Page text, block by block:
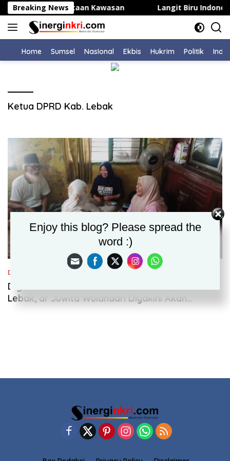
Langsung
ke
konten
Breaking News
Komitmen Penataan Kawasan Langit Biru
Home Sumsel NasIonal Ekbis Hukrim Politik
Ketua DPRD Kab. Lebak
Daerah
Digadang-gadang Menjadi Ketua DPRD Kab.
Lebak, dr Juwita Wulandari Diyakini Akan
Enjoy this blog? Please spread the
word :)